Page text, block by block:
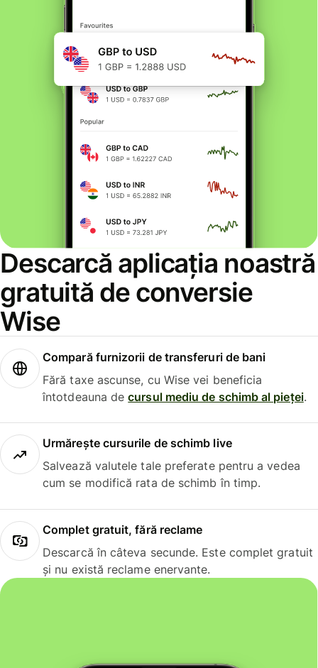
Descarcă aplicația noastră
gratuită de conversie
Wise
Compară furnizorii de transferuri de bani
Fără taxe ascunse, cu Wise vei beneficia
întotdeauna decursul mediu de schimb al pieței.
Urmărește cursurile de schimb live
Salvează valutele tale preferate pentru a vedea
cum se modifică rata de schimb în timp.
Complet gratuit, fără reclame
Descarcă în câteva secunde. Este complet gratuit
și nu există reclame enervante.